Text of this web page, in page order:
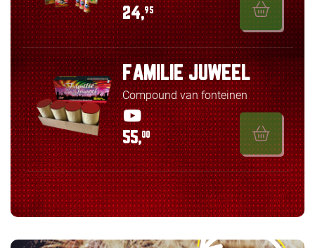
24,95
FAMILIE JUWEEL
Compound van fonteinen
55,00